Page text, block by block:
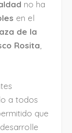
no ha
en el
de la
Rosita,
a todos
que